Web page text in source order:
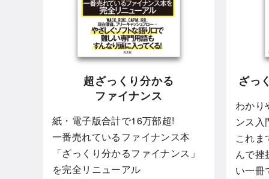
超ざっくり分かる
ファイナンス
紙・電子版合計で16万部超!
一番売れているファイナンス本
「ざっくり分かるファイナンス」
を完全リニューアル
ざっ
わかり
ンス入
これま
んで挫
い一冊